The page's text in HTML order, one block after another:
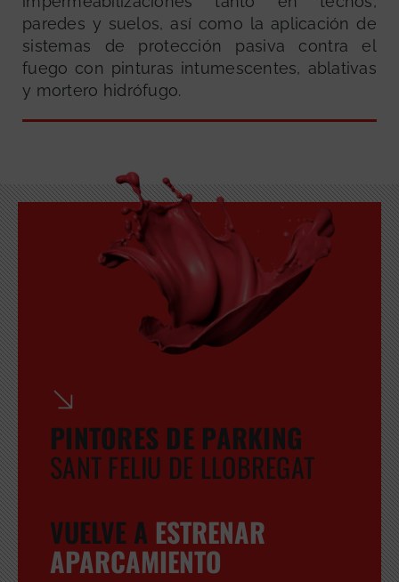
paredes y suelos, así como la aplicación de
sistemas de protección pasiva contra el
fuego con pinturas intumescentes, ablativas
y mortero hidrófugo.
PINTORES DE PARKING
SANT FELIU DE LLOBREGAT
VUELVE A ESTRENAR
APARCAMIENTO
GRATUITA